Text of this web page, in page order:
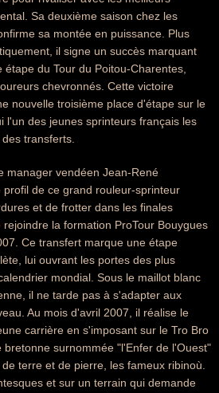
Sa deuxième saison chez les
sa montée en puissance. Plus
il signe un succès marquant
du Tour du Poitou-Charentes,
chevronnés. Cette victoire
nouvelle troisième place d'étape sur le
l'un des jeunes sprinteurs français les
transferts.
manager vendéen Jean-René
de ce grand rouleur-sprinteur
et de frotter dans les finales
la formation ProTour Bouygues
Ce transfert marque une étape
lui ouvrant les portes des plus
mondial. Sous le maillot blanc
il ne tarde pas à s'adapter aux
Au mois d'avril 2007, il réalise le
carrière en s'imposant sur le Tro Bro
bretonne surnommée "l'Enfer de l'Ouest"
terre et de pierre, les fameux ribinoù.
et sur un terrain qui demande